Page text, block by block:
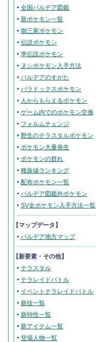
全国パルデア図鑑
新ポケモン一覧
御三家ポケモン
伝説ポケモン
準伝説ポケモン
ヌシポケモン入手方法
パルデアのすがた
パラドックスポケモン
人からもらえるポケモン
ゲーム内でのポケモン交換
フォルムチェンジ
野生のテラスタルポケモン
ポケモン大量発生
ポケモンの群れ
種族値ランキング
配布ポケモン一覧
パルデア図鑑外ポケモン
SV全ポケモン入手方法一覧
【マップデータ】
パルデア地方マップ
【新要素・その他】
テラスタル
テラレイドバトル
イベントテラレイドバトル
新技一覧
新特性一覧
新アイテム一覧
登場人物一覧